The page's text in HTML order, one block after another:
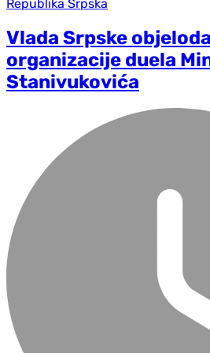
Republika Srpska
Vlada Srpske
organizacije duela
Stanivukovića